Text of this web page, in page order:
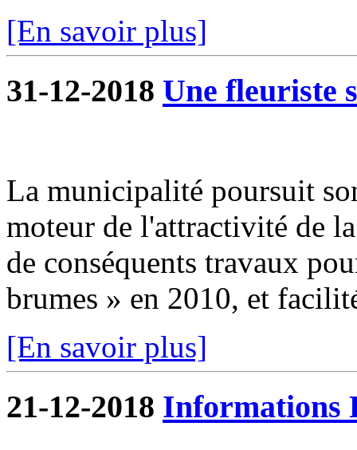
[En savoir plus]
31-12-2018 Une fleuriste
La municipalité poursuit
moteur de l'attractivité de
de conséquents travaux
brumes » en 2010, et
[En savoir plus]
21-12-2018 Informations